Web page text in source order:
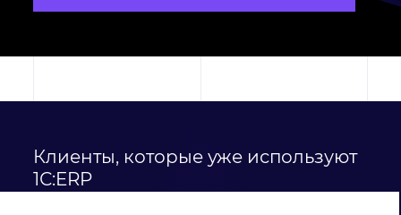
Клиенты, которые уже используют
1С:ERP